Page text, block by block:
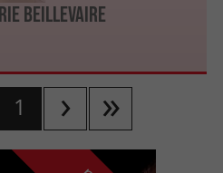
Beillevaire
1